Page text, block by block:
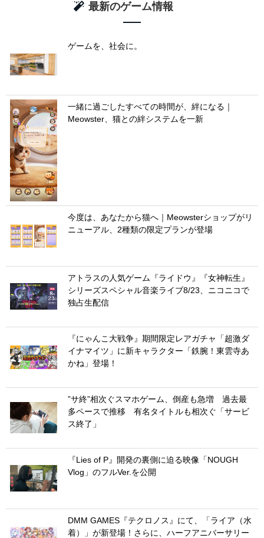
最新のゲーム情報
ゲームを、社会に。
一緒に過ごしたすべての時間が、絆になる｜
Meowster、猫との絆システムを一新
今度は、あなたから猫へ｜Meowsterショップがリ
ニューアル、2種類の限定プランが登場
アトラスの人気ゲーム『ライドウ』『女神転生』
シリーズスペシャル音楽ライブ8/23、ニコニコで
独占生配信
『にゃんこ大戦争』期間限定レアガチャ「超激ダ
イナマイツ」に新キャラクター「鉄腕！東雲寺あ
かね」登場！
”サ終”相次ぐスマホゲーム、倒産も急増 過去最
多ペースで推移 有名タイトルも相次ぐ「サービ
ス終了」
『Lies of P』開発の裏側に迫る映像「NOUGH
Vlog」のフルVer.を公開
DMM GAMES『テクロノス』にて、「ライア（水
着）」が新登場！さらに、ハーフアニバーサリー